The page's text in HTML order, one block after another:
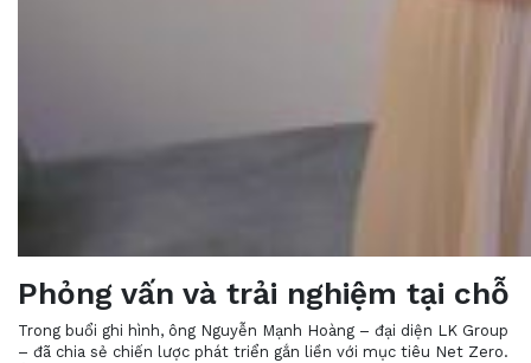
Phỏng vấn và trải nghiệm tại chỗ
Trong buổi ghi hình, ông Nguyễn Mạnh Hoàng – đại diện LK Group
– đã chia sẻ chiến lược phát triển gắn liền với mục tiêu Net Zero.